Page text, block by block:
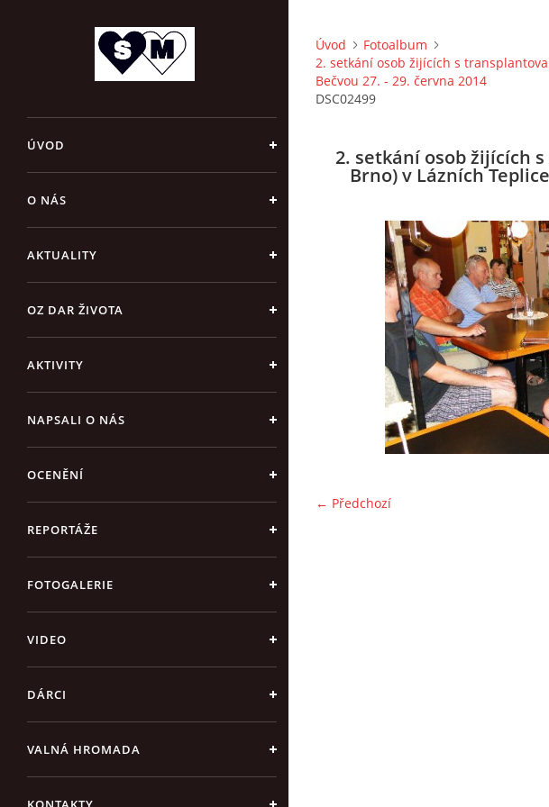
ÚVOD
O NÁS
AKTUALITY
OZ DAR ŽIVOTA
AKTIVITY
NAPSALI O NÁS
OCENĚNÍ
REPORTÁŽE
FOTOGALERIE
VIDEO
DÁRCI
VALNÁ HROMADA
Úvod
Fotoalbum
2. setkání osob žijících s
Bečvou 27. - 29. června 2014
DSC02499
2. setkání osob žijících
Brno) v Lázních
← Předchozí